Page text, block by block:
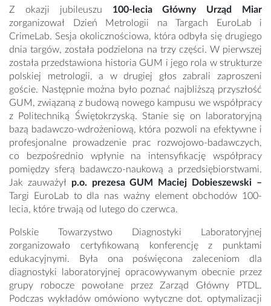
Z okazji jubileuszu 100-lecia Główny Urząd Miar
zorganizował Dzień Metrologii na Targach EuroLab i
CrimeLab. Sesja okolicznościowa, która odbyła się drugiego
dnia targów, została podzielona na trzy części. W pierwszej
została przedstawiona historia GUM i jego rola w strukturze
polskiej metrologii, a w drugiej głos zabrali zaproszeni
goście. Następnie można było poznać najbliższą przyszłość
GUM, związaną z budową nowego kampusu we współpracy
z Politechniką Świętokrzyską. Stanie się on laboratoryjną
bazą badawczo-wdrożeniową, która pozwoli na efektywne i
profesjonalne prowadzenie prac rozwojowo-badawczych,
co bezpośrednio wpłynie na intensyfikację współpracy
pomiędzy sferą badawczo-naukową a przedsiębiorstwami.
Jak zauważył p.o. prezesa GUM Maciej Dobieszewski –
Targi EuroLab to dla nas ważny element obchodów 100-
lecia, które trwają od lutego do czerwca.
Polskie Towarzystwo Diagnostyki Laboratoryjnej
zorganizowało certyfikowaną konferencję z punktami
edukacyjnymi. Była ona poświęcona zaleceniom dla
diagnostyki laboratoryjnej opracowywanym obecnie przez
grupy robocze powołane przez Zarząd Główny PTDL.
Podczas wykładów omówiono wytyczne dot. optymalizacji